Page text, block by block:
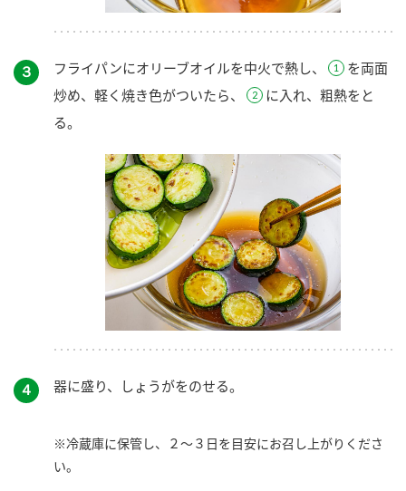
３ フライパンにオリーブオイルを中火で熱し、
を両面
炒め、軽く焼き色がついたら、
に入れ、粗熱をと
る。
４ 器に盛り、しょうがをのせる。
※冷蔵庫に保管し、２～３日を目安にお召し上がりくださ
い。